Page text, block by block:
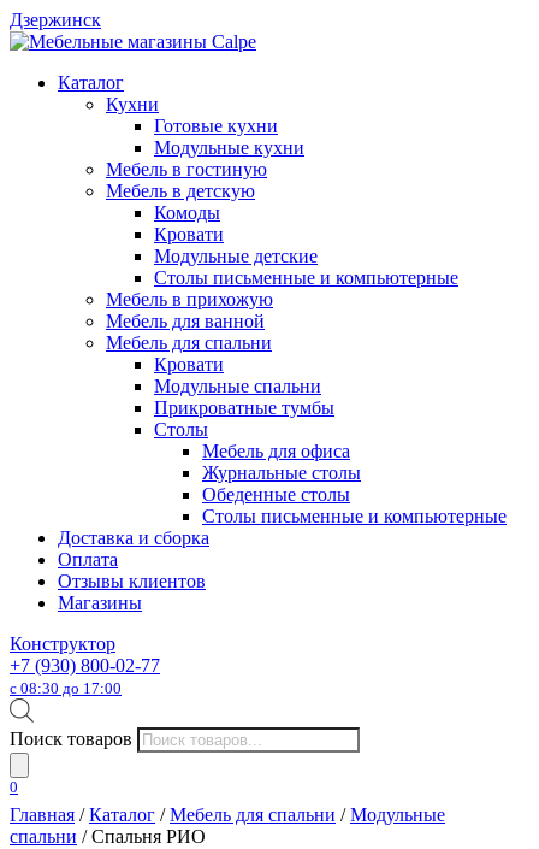
Дзержинск
Каталог
Кухни
Готовые кухни
Модульные кухни
Мебель в гостиную
Мебель в детскую
Комоды
Кровати
Модульные детские
Столы письменные и компьютерные
Мебель в прихожую
Мебель для ванной
Мебель для спальни
Кровати
Модульные спальни
Прикроватные тумбы
Столы
Мебель для офиса
Журнальные столы
Обеденные столы
Столы письменные и компьютерные
Доставка и сборка
Оплата
Отзывы клиентов
Магазины
Конструктор
+7 (930) 800-02-77
с 08:30 до 17:00
Поиск товаров
0
Главная /Каталог /Мебель для спальни /Модульные
спальни / Спальня РИО